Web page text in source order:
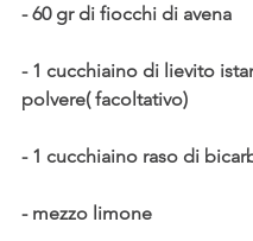
- 60 gr di fiocchi di avena
- 1 cucchiaino di lievito
polvere( facoltativo)
- 1 cucchiaino raso di
- mezzo limone